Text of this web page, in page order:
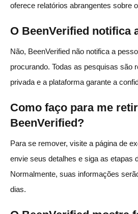
oferece relatórios abrangentes sobre
O BeenVerified notifica
Não, BeenVerified não notifica a
procurando. Todas as pesquisas são
privada e a plataforma garante a
Como faço para me
BeenVerified?
Para se remover, visite a página de
envie seus detalhes e siga as etapas
Normalmente, suas informações
dias.